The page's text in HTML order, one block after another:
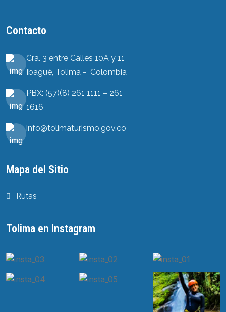
Contacto
Cra. 3 entre Calles 10A y 11
Ibagué, Tolima - Colombia
PBX: (57)(8) 261 1111 – 261
1616
info@tolimaturismo.gov.co
Mapa del Sitio
Rutas
Tolima en Instagram